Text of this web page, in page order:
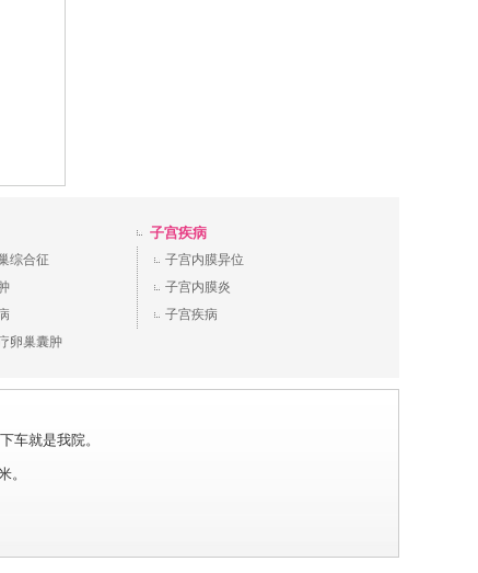
综合征
卵巢囊肿
子宫疾病
子宫内膜异位
子宫内膜炎
子宫疾病
车就是我院。
。